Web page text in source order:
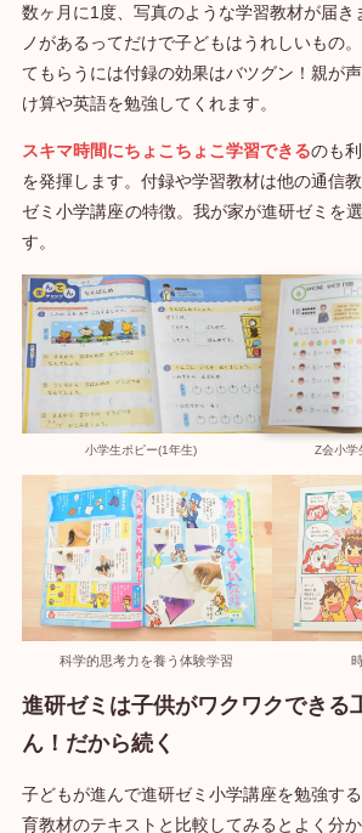
数ヶ月に1度、写真のような学習教材が届き
ノがあるってだけで子どもはうれしいもの
てもらうには付録の効果はバツグン！親が
け算や英語を勉強してくれます。
スキマ時間にちょこちょこ学習できるのも
を発揮します。付録や学習教材は他の通信
ゼミ小学講座の特徴。我が家が進研ゼミを
す。
小学生ポピー(1年生) Z会小学
科学的思考力を養う体験学習
進研ゼミは子供がワクワクできる
ん！だから続く
子どもが進んで進研ゼミ小学講座を勉強す
育教材のテキストと比較してみるとよく分か